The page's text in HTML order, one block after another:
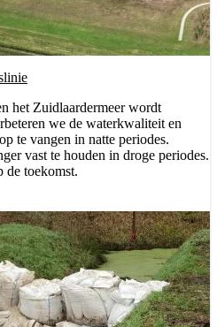
het Zuidlaardermeer wordt
we de waterkwaliteit en
te vangen in natte periodes.
vast te houden in droge periodes.
de toekomst.